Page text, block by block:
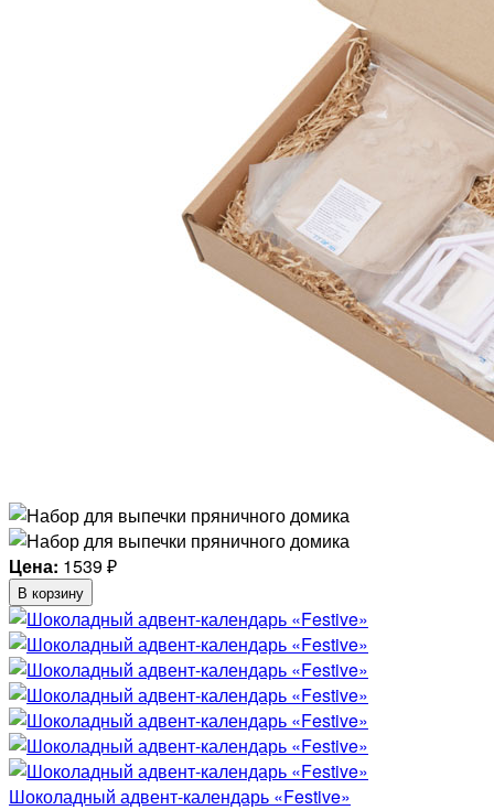
Цена: 1539₽
В корзину
Шоколадный адвент-календарь «Festive»